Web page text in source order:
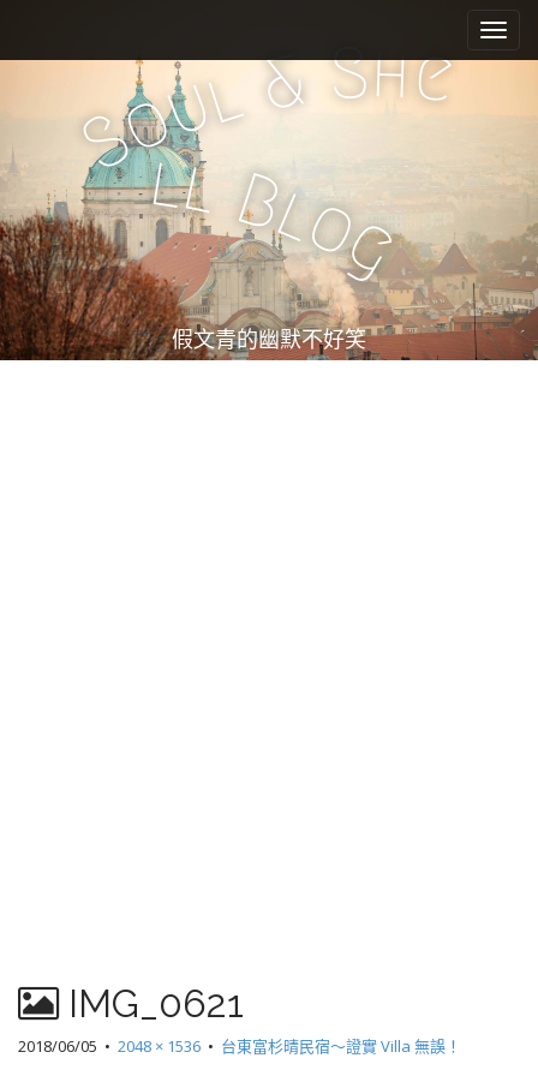
e
n
u
i
c
n
t
e
n
t
S
oul&She
ll Blog
假文青的幽默不好笑
IMG_0621
2018/06/05 • 2048 × 1536 • 台東富杉晴民宿～證實 Villa 無誤！